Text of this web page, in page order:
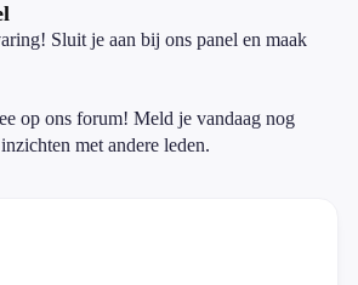
Sluit je aan bij ons panel en maak
op ons forum! Meld je vandaag nog
met andere leden.